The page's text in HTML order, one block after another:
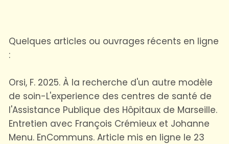
Quelques articles ou ouvrages récents en ligne
:
Orsi, F. 2025. À la recherche d'un autre modèle
de soin-L'experience des centres de santé de
l'Assistance Publique des Hôpitaux de Marseille.
Entretien avec François Crémieux et Johanne
Menu. EnCommuns. Article mis en ligne le 23